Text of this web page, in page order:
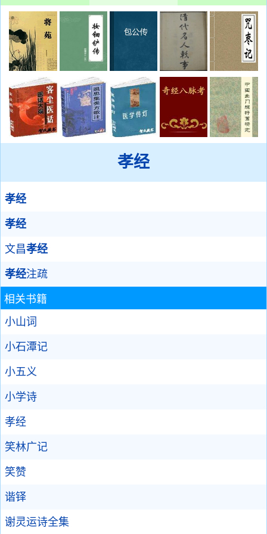
孝经
孝经
孝经
文昌孝经
孝经注疏
相关书籍
小山词
小石潭记
小五义
小学诗
孝经
笑林广记
笑赞
谐铎
谢灵运诗全集